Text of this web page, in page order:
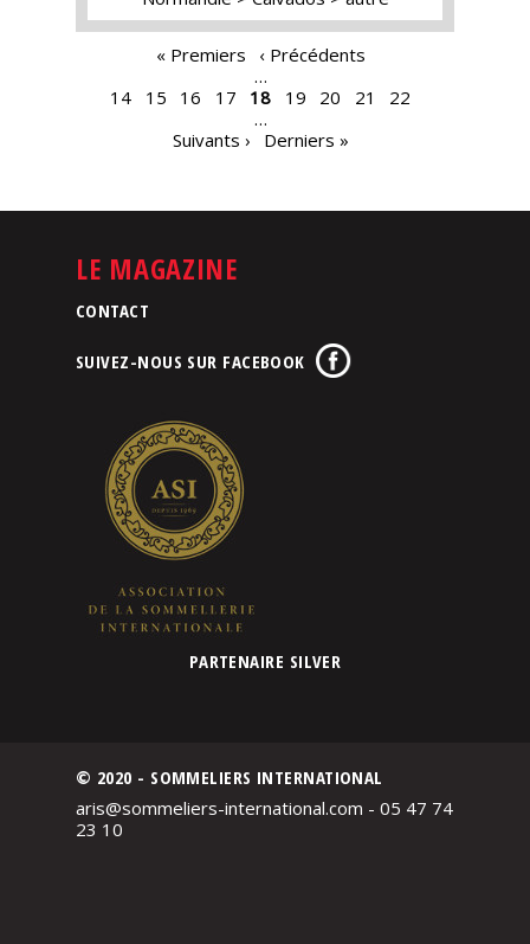
« Premiers
‹ Précédents
…
14
15 16 17 18 19 20 21
22
…
Suivants ›
Derniers »
LE MAGAZINE
CONTACT
SUIVEZ-NOUS SUR FACEBOOK
PARTENAIRE SILVER
© 2020 - SOMMELIERS INTERNATIONAL
aris@sommeliers-international.com - 05 47 74
23 10